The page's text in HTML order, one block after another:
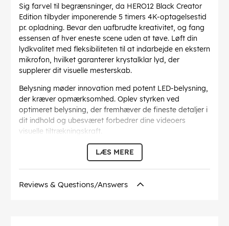
Sig farvel til begrænsninger, da HERO12 Black Creator
Edition tilbyder imponerende 5 timers 4K-optagelsestid
pr. opladning. Bevar den uafbrudte kreativitet, og fang
essensen af hver eneste scene uden at tøve. Løft din
lydkvalitet med fleksibiliteten til at indarbejde en ekstern
mikrofon, hvilket garanterer krystalklar lyd, der
supplerer dit visuelle mesterskab.
Belysning møder innovation med potent LED-belysning,
der kræver opmærksomhed. Oplev styrken ved
optimeret belysning, der fremhæver de fineste detaljer i
dit indhold og ubesværet forbedrer dine videoers
visuelle tiltrækningskraft.
HERO12 Black Creator Edition indeholder banebrydende
teknologi og brugercentreret design og omdefinerer
mulighederne for at skabe indhold. Løft dit håndværk
og skab din arv med et værktøj, der er designet til at
LÆS MERE
Reviews & Questions/Answers